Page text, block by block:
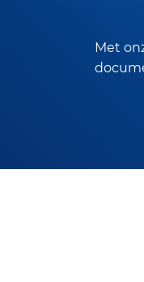
Met